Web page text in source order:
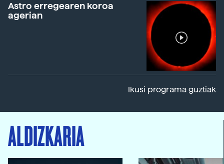
Astro erregearen koroa
agerian
Ikusi programa guztiak
ALDIZKARIA